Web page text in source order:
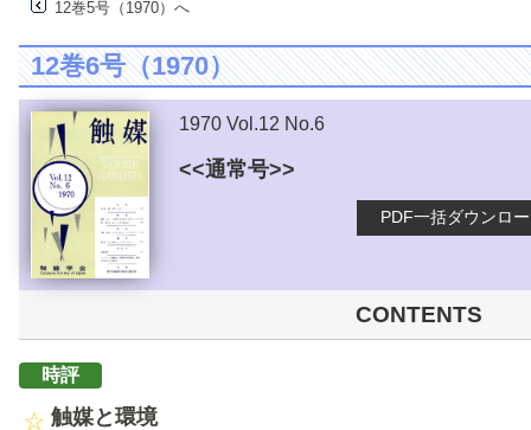
12巻5号（1970）へ
12巻6号（1970）
1970 Vol.12 No.6
<<通常号>>
PDF一括ダウンロ
CONTENTS
時評
触媒と環境